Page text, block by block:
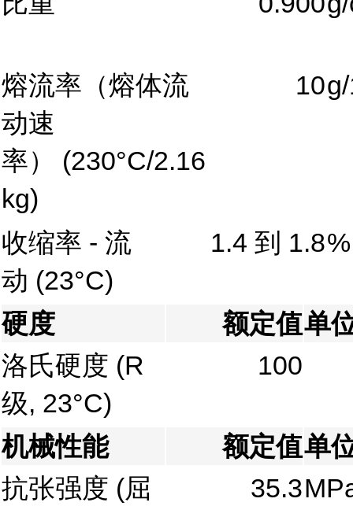
熔流率（熔体流
动速
率） (230°C/2.16
kg)
10
收缩率 - 流
动 (23°C)
1.4 到 1.8%
硬度 额定值单
洛氏硬度 (R
级, 23°C)
100
机械性能 额定值单
抗张强度 (屈 35.3